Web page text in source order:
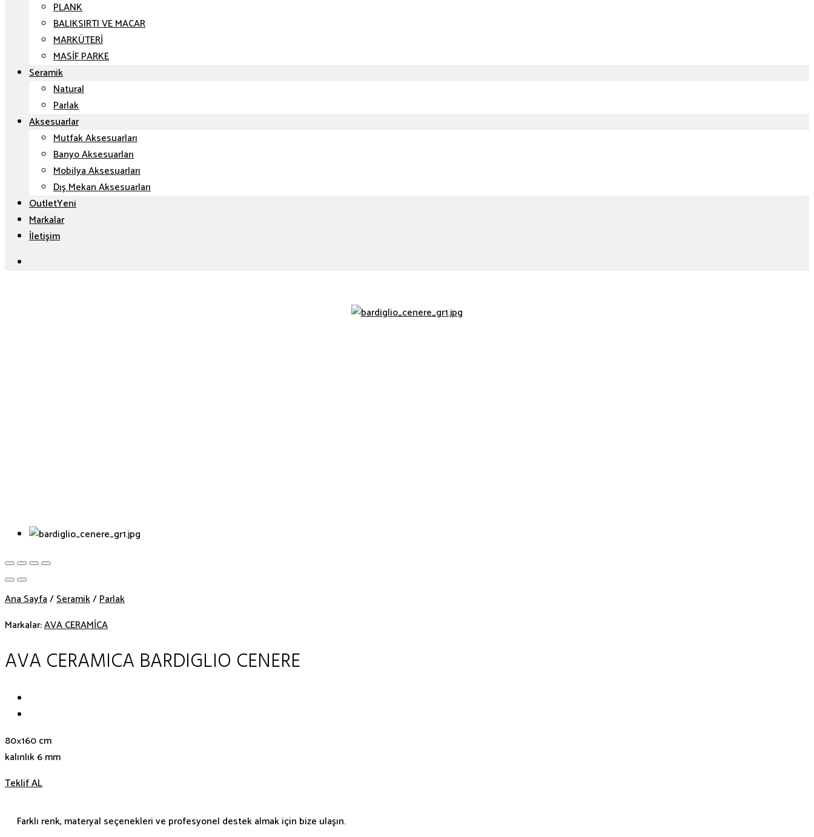
PLANK
BALIKSIRTI VE MACAR
MARKÜTERİ
MASİF PARKE
Seramik
Natural
Parlak
Aksesuarlar
Mutfak Aksesuarları
Banyo Aksesuarları
Mobilya Aksesuarları
Dış Mekan Aksesuarları
Outlet
Markalar
İletişim
Ana Sayfa/Seramik/Parlak
Markalar:AVA CERAMİCA
AVA CERAMICA BARDIGLIO CENERE
80×160 cm
kalınlık 6 mm
Teklif AL
Farklı renk, materyal seçenekleri ve profesyonel destek almak için bize ulaşın.